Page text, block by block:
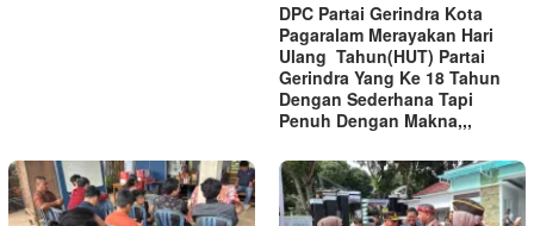
DPC Partai Gerindra Kota
Pagaralam Merayakan Hari
Ulang Tahun(HUT) Partai
Gerindra Yang Ke 18 Tahun
Dengan Sederhana Tapi
Penuh Dengan Makna,,,